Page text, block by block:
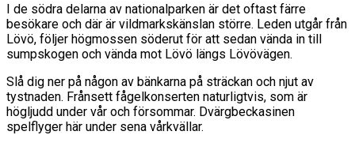
I de södra delarna av nationalparken är det oftast färre
besökare och där är vildmarkskänslan större. Leden utgår från
Lövö, följer högmossen söderut för att sedan vända in till
sumpskogen och vända mot Lövö längs Lövövägen.
Slå dig ner på någon av bänkarna på sträckan och njut av
tystnaden. Frånsett fågelkonserten naturligtvis, som är
högljudd under vår och försommar. Dvärgbeckasinen
spelflyger här under sena vårkvällar.